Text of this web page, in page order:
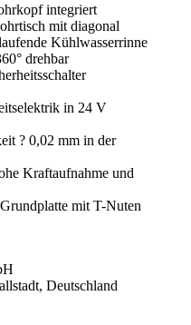
integriert
mit diagonal
Kühlwasserrinne
drehbar
in 24 V
? 0,02 mm in der
Kraftaufnahme und
mit T-Nuten
Deutschland